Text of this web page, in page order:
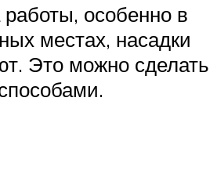
особенно в
местах, насадки
Это можно сделать